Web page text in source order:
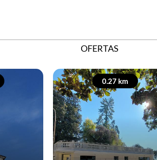
OFERTAS
0.27 km